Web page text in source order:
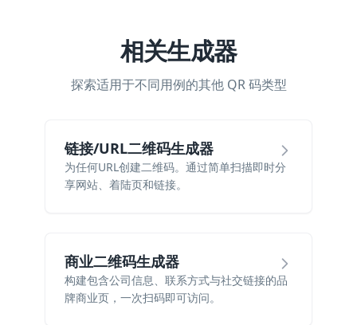
相关生成器
探索适用于不同用例的其他 QR 码类型
链接/URL二维码生成器
为任何URL创建二维码。通过简单扫描即时分
享网站、着陆页和链接。
商业二维码生成器
构建包含公司信息、联系方式与社交链接的品
牌商业页，一次扫码即可访问。